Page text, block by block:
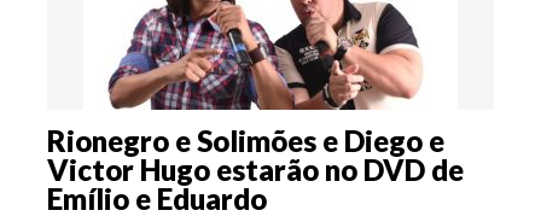
Rionegro e Solimões e Diego e
Victor Hugo estarão no DVD de
Emílio e Eduardo